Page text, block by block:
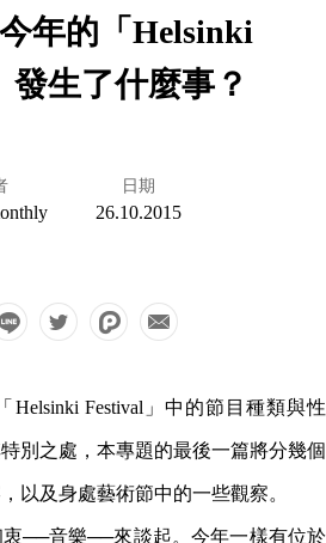
今年的「Helsinki
發生了什麼事？
日期
26.10.2015
Helsinki Festival」中的節目種類與性
別之處，本專題的最後一篇將分幾個
以及身處藝術節中的一些觀察。
──音樂──來談起。今年一樣有位於